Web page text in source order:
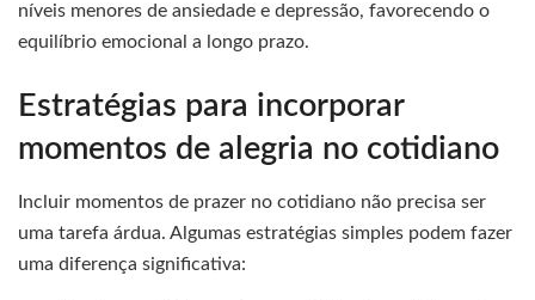
níveis menores de ansiedade e depressão, favorecendo o
equilíbrio emocional a longo prazo.
Estratégias para incorporar
momentos de alegria no cotidiano
Incluir momentos de prazer no cotidiano não precisa ser
uma tarefa árdua. Algumas estratégias simples podem fazer
uma diferença significativa: